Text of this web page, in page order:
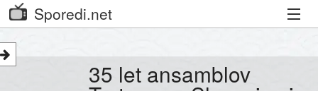
Sporedi.net
35 let ansamblov